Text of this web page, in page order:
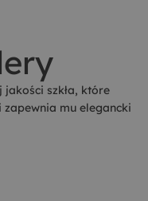
szkła, które
mu elegancki